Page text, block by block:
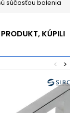
súčasťou balenia
KÚPILI
>
<